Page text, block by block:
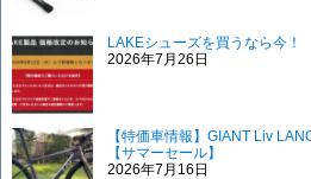
LAKEシューズを買うなら今！
2026年7月26日
【特価車情報】GIANT Liv
【サマーセール】
2026年7月16日